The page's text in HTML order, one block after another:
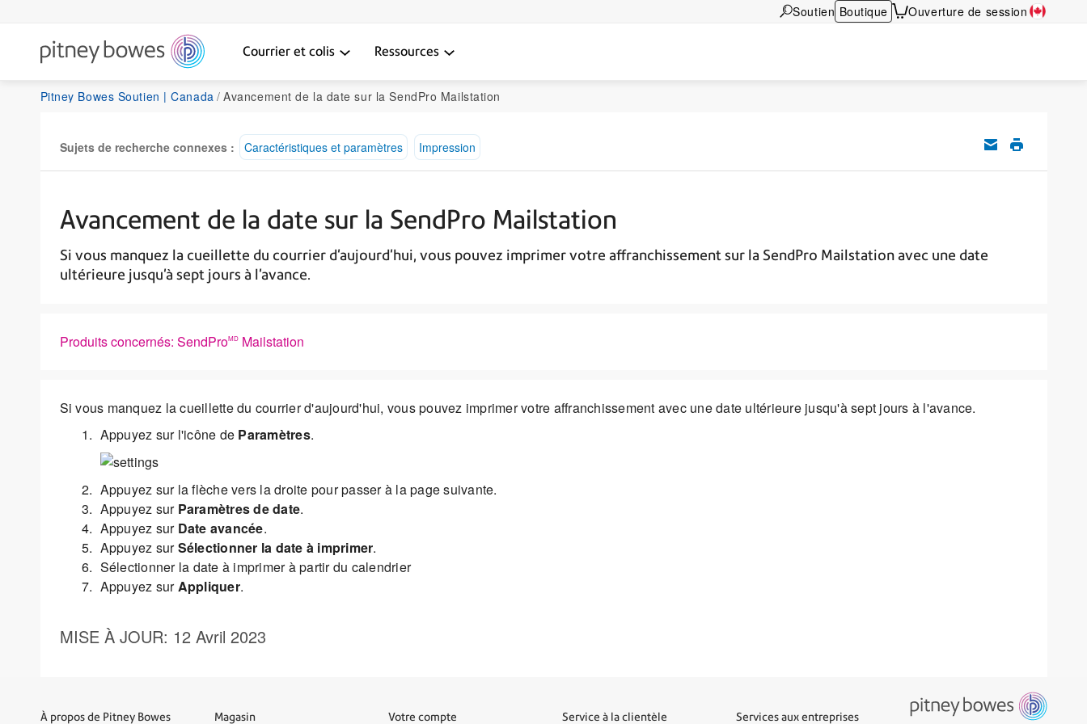
Soutien Boutique Ouverture de session
Courrier et colis Ressources
Pitney Bowes Soutien | Canada Avancement de la date sur la SendPro Mailstation
Sujets de recherche connexes : Caractéristiques et paramètres Impression
Avancement de la date sur la SendPro Mailstation
Si vous manquez la cueillette du courrier d'aujourd'hui, vous pouvez imprimer votre affranchissement sur la SendPro Mailstation avec une date
ultérieure jusqu'à sept jours à l'avance.
Produits concernés: SendProMDMailstation
Si vous manquez la cueillette du courrier d'aujourd'hui, vous pouvez imprimer votre affranchissement avec une date ultérieure jusqu'à sept jours à l'avance.
Appuyez sur l'icône de Paramètres.
Appuyez sur la flèche vers la droite pour passer à la page suivante.
Appuyez sur Paramètres de date.
Appuyez sur Date avancée.
Appuyez surSélectionner la date à imprimer.
Sélectionner la date à imprimer à partir du calendrier
Appuyez surAppliquer.
MISE À JOUR: 12 Avril 2023
À propos de Pitney Bowes Magasin Votre compte Service à la clientèle Services aux entreprises